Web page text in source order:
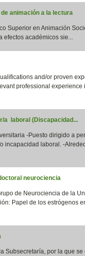
animación a la lectura
Superior en Animación
efectos académicos sie...
and/or proven
professional experience
a laboral (Discapacidad...
-Puesto dirigido a
incapacidad laboral. -
neurociencia
de Neurociencia de la
Papel de los estrógenos
Subsecretaría, por la que se